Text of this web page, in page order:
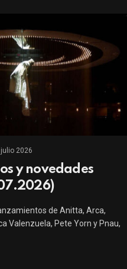
2026
y novedades
de Anitta, Arca,
Valenzuela, Pete Yorn y Pnau,